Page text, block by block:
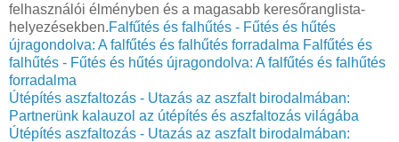
felhasználói élményben és a magasabb keresőranglista-
helyezésekben.Falfűtés és falhűtés - Fűtés és hűtés
újragondolva: A falfűtés és falhűtés forradalma Falfűtés és
falhűtés - Fűtés és hűtés újragondolva: A falfűtés és falhűtés
forradalma
Útépítés aszfaltozás - Utazás az aszfalt birodalmában:
Partnerünk kalauzol az útépítés és aszfaltozás világába
Útépítés aszfaltozás - Utazás az aszfalt birodalmában: